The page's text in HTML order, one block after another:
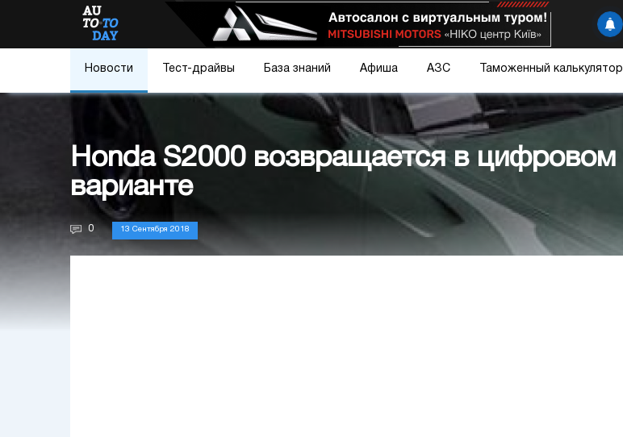
Новости Тест-драйвы База знаний Афиша АЗС Таможенный калькулятор
Honda S2000 возвращается в цифровом
варианте
0 13 Сентября 2018